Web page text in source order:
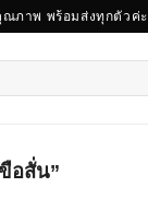
ณภาพ พร้อมส่งทุกตัวค่ะ
อสั่น”